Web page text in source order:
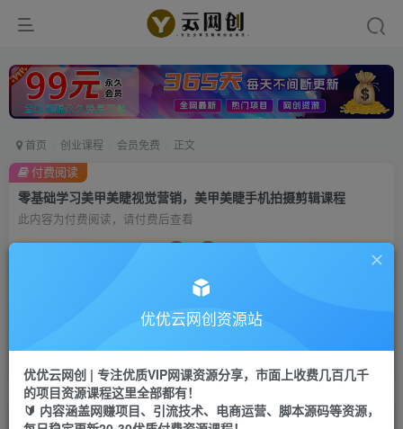
首页 创业课程 会员免费 正文
零基础学习美甲美睫视觉营销，美甲美睫手机拍摄剪辑课程
此内容为付费阅读，请付费后查看
9.9
立即购买
付费阅读
优优云网创资源站
优优云网创 | 专注优质VIP网课资源分享，市面上收费几百几千
的项目资源课程这里全部都有！
🔰 内容涵盖网赚项目、引流技术、电商运营、脚本源码等资源，